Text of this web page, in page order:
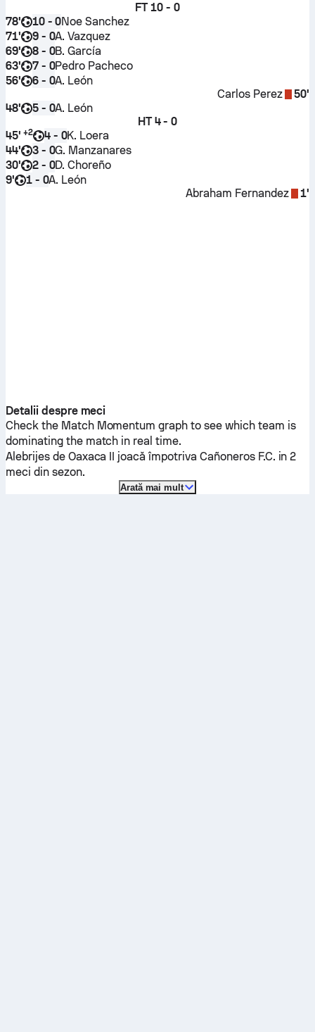
FT 10 - 0
78'
10 - 0Noe Sanchez
71'
9 - 0A. Vazquez
69'
8 - 0B. García
63'
7 - 0Pedro Pacheco
56'
6 - 0A. León
50'
Carlos Perez
48'
5 - 0A. León
HT 4 - 0
45' +2 4 - 0K. Loera
44'
3 - 0G. Manzanares
30'
2 - 0D. Choreño
9'
1 - 0A. León
1'
Abraham Fernandez
Detalii despre meci
Check the Match Momentum graph to see which team is
dominating the match in real time.
Alebrijes de Oaxaca II joacă împotriva Cañoneros F.C. in 2
meci din sezon.
Arată mai mult